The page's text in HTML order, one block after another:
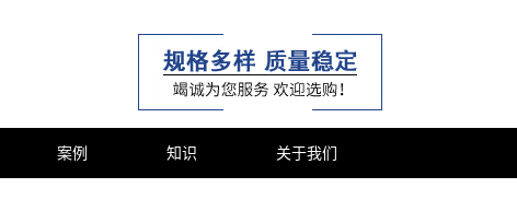
案例 知识 关于我们